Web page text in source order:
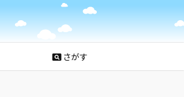
pageviewさがす